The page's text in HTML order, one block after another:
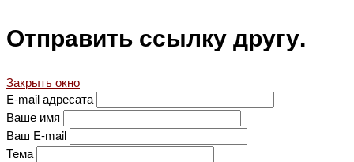
Отправить ссылку другу.
Закрыть окно
E-mail адресата
Ваше имя
Ваш E-mail
Тема